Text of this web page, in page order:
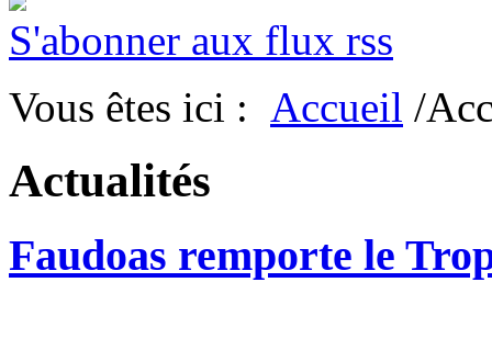
S'abonner aux flux rss
Vous êtes ici : Accueil /
Actualités
Faudoas remporte le